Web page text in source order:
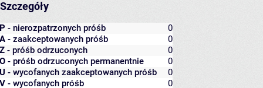
Szczegóły
P - nierozpatrzonych próśb
0
A - zaakceptowanych próśb
0
Z - próśb odrzuconych
0
O - próśb odrzuconych permanentnie
0
U - wycofanych zaakceptowanych próśb
0
V - wycofanych próśb
0